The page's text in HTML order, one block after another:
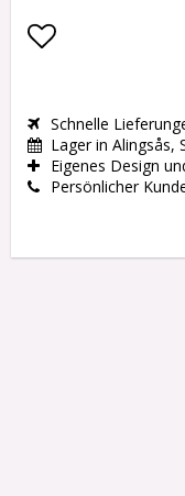
Schnelle
Lager in Alingsås,
Eigenes Design
Persönlicher